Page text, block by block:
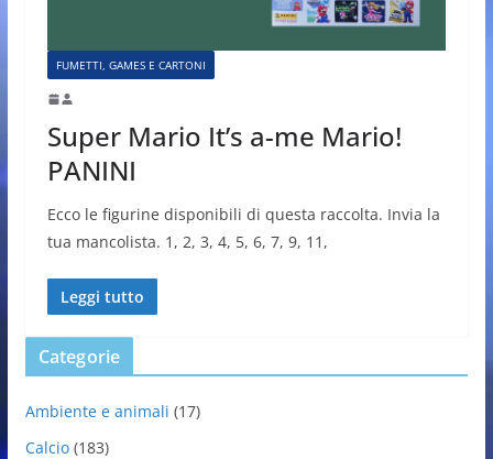
FUMETTI, GAMES E CARTONI
Super Mario It’s a-me Mario!
PANINI
Ecco le figurine disponibili di questa raccolta. Invia la
tua mancolista. 1, 2, 3, 4, 5, 6, 7, 9, 11,
Leggi tutto
Categorie
Ambiente e animali (17)
Calcio(183)